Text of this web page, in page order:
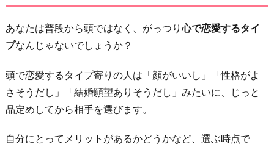
あなたは普段から頭ではなく、がっつり心で恋愛するタイ
プなんじゃないでしょうか？
頭で恋愛するタイプ寄りの人は「顔がいいし」「性格がよ
さそうだし」「結婚願望ありそうだし」みたいに、じっと
品定めしてから相手を選びます。
自分にとってメリットがあるかどうかなど、選ぶ時点で